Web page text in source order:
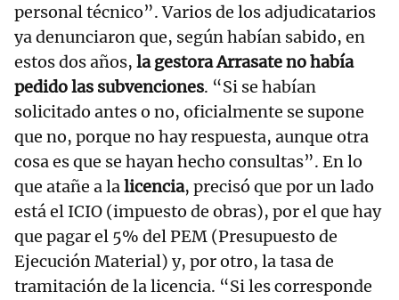
personal técnico”. Varios de los adjudicatarios
ya denunciaron que, según habían sabido, en
estos dos años, la gestora Arrasate no había
pedido las subvenciones. “Si se habían
solicitado antes o no, oficialmente se supone
que no, porque no hay respuesta, aunque otra
cosa es que se hayan hecho consultas”. En lo
que atañe a lalicencia, precisó que por un lado
está el ICIO (impuesto de obras), por el que hay
que pagar el 5% del PEM (Presupuesto de
Ejecución Material) y, por otro, la tasa de
tramitación de la licencia. “Si les corresponde